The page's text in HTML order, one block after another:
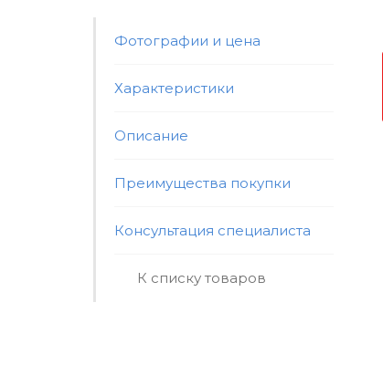
Фотографии и цена
Характеристики
Описание
Преимущества покупки
Консультация специалиста
К списку товаров